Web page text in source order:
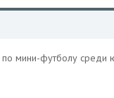
по мини-футболу